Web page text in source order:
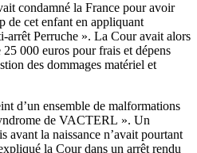
condamné la France pour avoir
de cet enfant en appliquant
arrêt Perruche ». La Cour avait alors
000 euros pour frais et dépens
des dommages matériel et
d’un ensemble de malformations
de VACTERL ». Un
avant la naissance n’avait pourtant
la Cour dans un arrêt rendu